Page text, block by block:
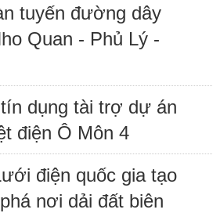
tuyến đường dây
Quan - Phủ Lý -
dụng tài trợ dự án
điện Ô Môn 4
điện quốc gia tạo
nơi dải đất biên